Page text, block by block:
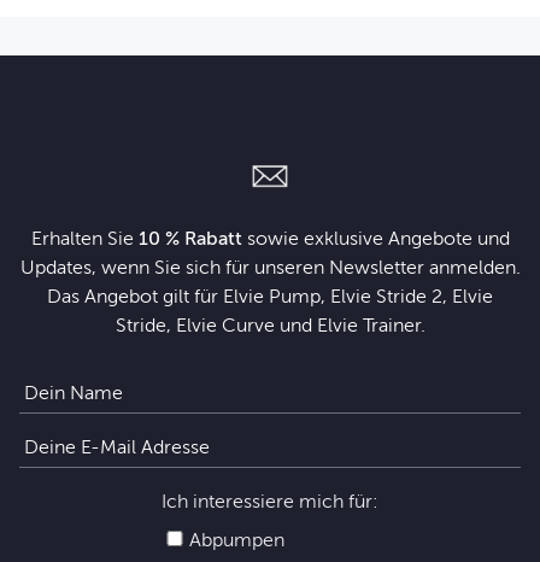
Erhalten Sie 10 % Rabattsowie exklusive Angebote und
Updates, wenn Sie sich für unseren Newsletter anmelden.
Das Angebot gilt für Elvie Pump, Elvie Stride 2, Elvie
Stride, Elvie Curve und Elvie Trainer.
Ich interessiere mich für:
Abpumpen